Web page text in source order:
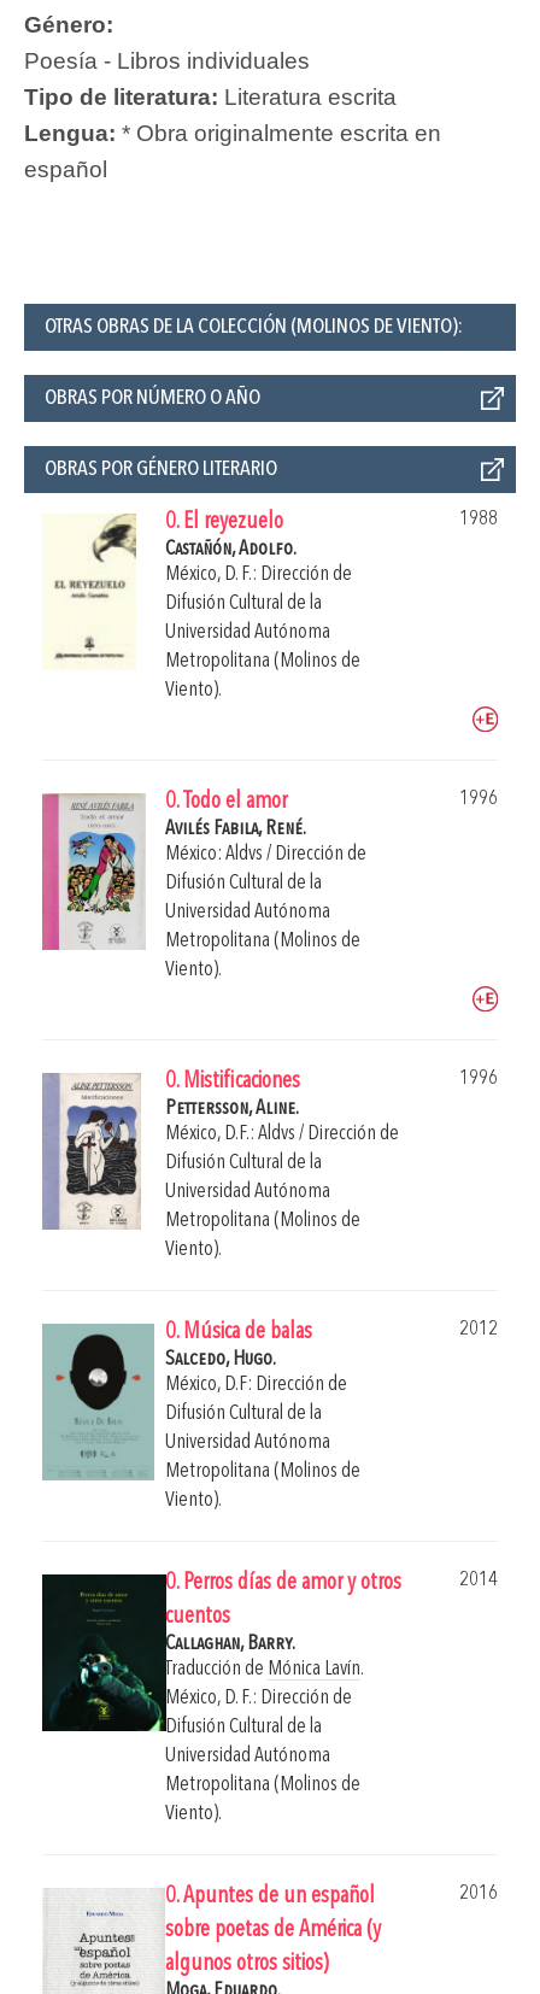
Género:
Poesía - Libros individuales
Tipo de literatura: Literatura escrita
Lengua: * Obra originalmente escrita en
español
OTRAS OBRAS DE LA COLECCIÓN (MOLINOS DE VIENTO):
OBRAS POR NÚMERO O AÑO
OBRAS POR GÉNERO LITERARIO
0. El reyezuelo
1988
Castañón, Adolfo.
México, D. F.: Dirección de
Difusión Cultural de la
Universidad Autónoma
Metropolitana (Molinos de
Viento).
0. Todo el amor
1996
Avilés Fabila, René.
México: Aldvs / Dirección de
Difusión Cultural de la
Universidad Autónoma
Metropolitana (Molinos de
Viento).
0. Mistificaciones
1996
Pettersson, Aline.
México, D.F.: Aldvs / Dirección de
Difusión Cultural de la
Universidad Autónoma
Metropolitana (Molinos de
Viento).
0. Música de balas
2012
Salcedo, Hugo.
México, D.F: Dirección de
Difusión Cultural de la
Universidad Autónoma
Metropolitana (Molinos de
Viento).
0. Perros días de amor y otros
cuentos
2014
Callaghan, Barry.
Traducción de Mónica Lavín.
México, D. F.: Dirección de
Difusión Cultural de la
Universidad Autónoma
Metropolitana (Molinos de
Viento).
0. Apuntes de un español
sobre poetas de América (y
algunos otros sitios)
2016